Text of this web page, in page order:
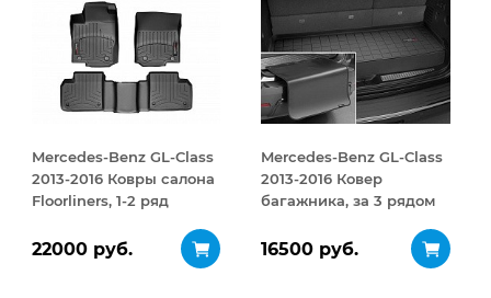
Mercedes-Benz GL-Class
2013-2016 Ковры салона
Floorliners, 1-2 ряд
22000 руб.
Mercedes-Benz GL-Class
2013-2016 Ковер
багажника, за 3 рядом
16500 руб.